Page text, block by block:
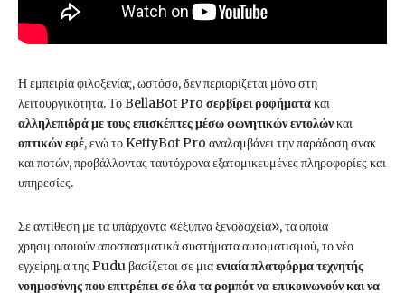
Η εμπειρία φιλοξενίας, ωστόσο, δεν περιορίζεται μόνο στη
λειτουργικότητα. Το BellaBot Pro σερβίρει ροφήματακαι
αλληλεπιδρά με τους επισκέπτες μέσω φωνητικών εντολώνκαι
οπτικών εφέ, ενώ το KettyBot Pro αναλαμβάνει την παράδοση σνακ
και ποτών, προβάλλοντας ταυτόχρονα εξατομικευμένες πληροφορίες και
υπηρεσίες.
Σε αντίθεση με τα υπάρχοντα «έξυπνα ξενοδοχεία», τα οποία
χρησιμοποιούν αποσπασματικά συστήματα αυτοματισμού, το νέο
εγχείρημα της Pudu βασίζεται σε μιαενιαία πλατφόρμα τεχνητής
νοημοσύνης που επιτρέπει σε όλα τα ρομπότ να επικοινωνούν και να